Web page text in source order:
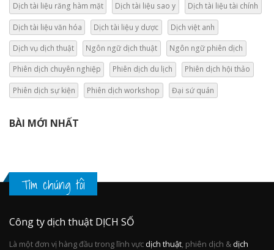
Dịch tài liệu răng hàm mặt Dịch tài liệu sao y Dịch tài liệu tài chính
Dịch tài liệu văn hóa Dịch tài liệu y dược Dịch việt anh
Dịch vụ dịch thuật Ngôn ngữ dịch thuật Ngôn ngữ phiên dịch
Phiên dịch chuyên nghiệp Phiên dịch du lịch Phiên dịch hội thảo
Phiên dịch sự kiện Phiên dịch workshop Đại sứ quán
BÀI MỚI NHẤT
Tìm chúng tôi
Công ty dịch thuật DỊCH SỐ
Là một đơn vị hàng đầu trong lĩnh vực dịch thuật, phiên dịch & dịch